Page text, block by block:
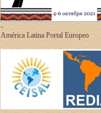
-
América Latina Portal Europeo